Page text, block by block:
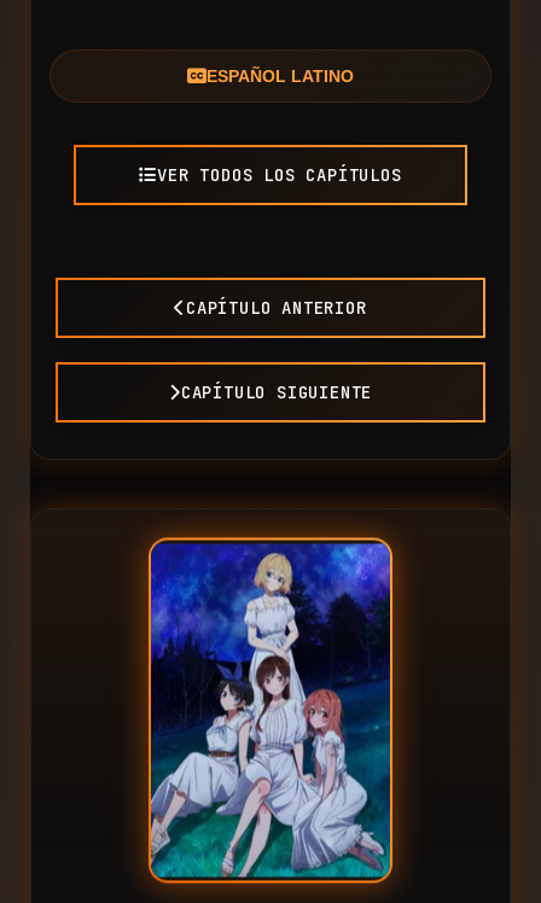
ESPAÑOL LATINO
VER TODOS LOS CAPÍTULOS
CAPÍTULO ANTERIOR
CAPÍTULO SIGUIENTE